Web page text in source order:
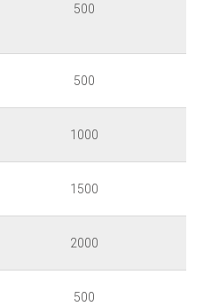
500
500
1000
1500
2000
500